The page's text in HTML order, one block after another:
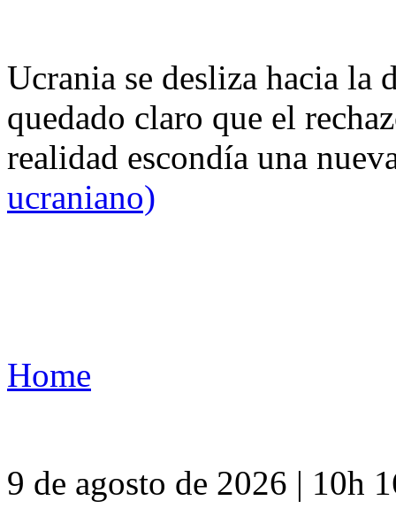
Ucrania se desliza hacia
quedado claro que el
realidad escondía una
ucraniano)
Home
9 de agosto de 2026 | 10h